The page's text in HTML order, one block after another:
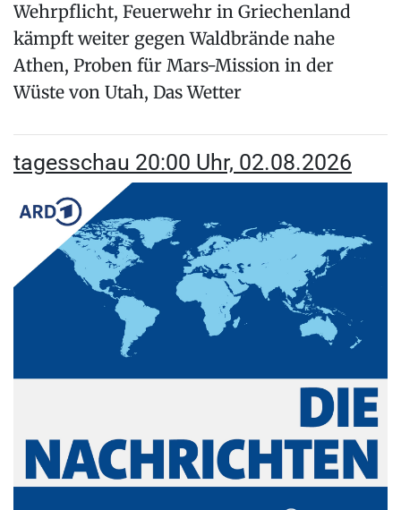
Wehrpflicht, Feuerwehr in Griechenland
kämpft weiter gegen Waldbrände nahe
Athen, Proben für Mars-Mission in der
Wüste von Utah, Das Wetter
tagesschau 20:00 Uhr, 02.08.2026